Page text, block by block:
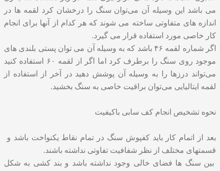
می باشد این وسیله آن می‌توان سنگ را درخشان کرد لقمه ها در
اندازه های متفاوتی ساخته می شوند که هر کدام از آنها برای انجام
کار خاصی مورد استفاده قرار می گیرد.
اگر شماره لقمه ۴۶ باشد که به وسیله آن می توان پستی بلندی های
موجود روی سنگ را برطرف کرد اما اگر از لقمه ۶۰ استفاده کنید
می‌تواند درزها را به وسیله آن پوشش دهید در آخر از استفاده از
لقمه ایتالیایی می‌توان براقیت خاصی به سنگ بخشید.
نحوه تشخیص انجام کف سابی باکیفیت
بعد از اتمام کار باید کفپوش سنگ در تمام نقاط یکنواخت باشد و
قسمتهای مختلف از نظر شفافیت تفاوتی نداشته باشند.
بین سنگ ها فضای خالی وجود نداشته باشد و بند کشی به شکل